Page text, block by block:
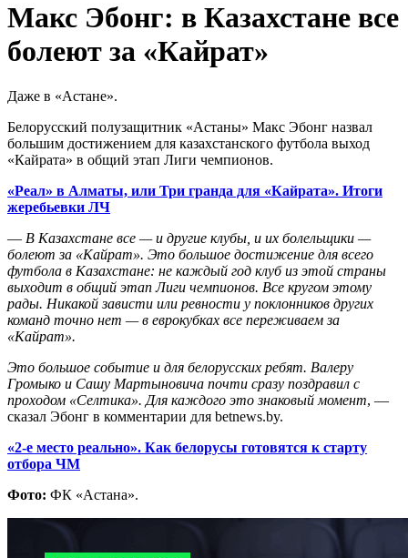
Макс Эбонг: в Казахстане все
болеют за «Кайрат»
Даже в «Астане».
Белорусский полузащитник «Астаны» Макс Эбонг назвал
большим достижением для казахстанского футбола выход
«Кайрата» в общий этап Лиги чемпионов.
«Реал» в Алматы, или Три гранда для «Кайрата». Итоги
жеребьевки ЛЧ
— В Казахстане все — и другие клубы, и их болельщики —
болеют за «Кайрат». Это большое достижение для всего
футбола в Казахстане: не каждый год клуб из этой страны
выходит в общий этап Лиги чемпионов. Все кругом этому
рады. Никакой зависти или ревности у поклонников других
команд точно нет — в еврокубках все переживаем за
«Кайрат».
Это большое событие и для белорусских ребят. Валеру
Громыко и Сашу Мартыновича почти сразу поздравил с
проходом «Селтика». Для каждого это знаковый момент, —
сказал Эбонг в комментарии для betnews.by.
«2-е место реально». Как белорусы готовятся к старту
отбора ЧМ
Фото: ФК «Астана».